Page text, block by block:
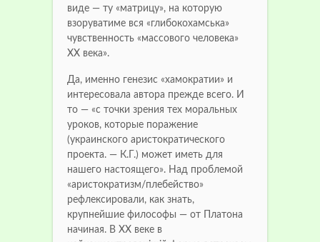
виде — ту «матрицу», на которую
взоруватиме вся «глибокохамська»
чувственность «массового человека»
ХХ века».
Да, именно генезис «хамократии» и
интересовала автора прежде всего. И
то — «с точки зрения тех моральных
уроков, которые поражение
(украинского аристократического
проекта. — К.Г.) может иметь для
нашего настоящего». Над проблемой
«аристократизм/плебейство»
рефлексировали, как знать,
крупнейшие философы — от Платона
начиная. В ХХ веке в